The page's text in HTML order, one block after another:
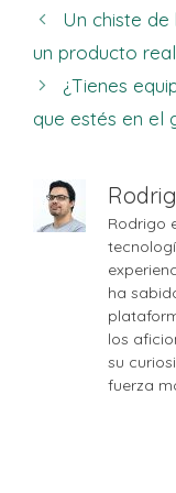
Un chiste
un producto real
¿Tienes
que estés en el
Rodrigo
ha
los
su
fuerza